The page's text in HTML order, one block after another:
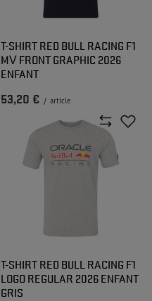
T-SHIRT RED BULL RACING F1
MV FRONT GRAPHIC 2026
ENFANT
53,20 € / article
T-SHIRT RED BULL RACING F1
LOGO REGULAR 2026 ENFANT
GRIS